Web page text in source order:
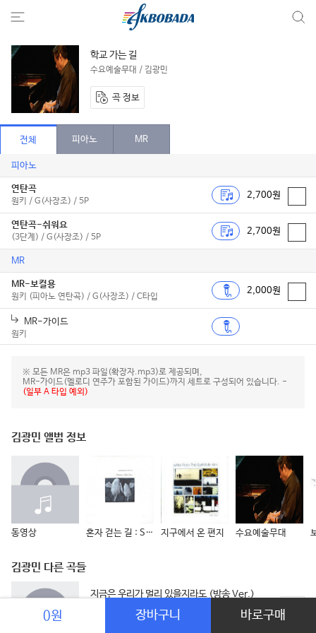
학교 가는 길
수요예술무대 / 김광민
곡 정보
전체 피아노 MR
피아노
연탄곡
원키 / G(사장조) / 5P
2,700원
연탄곡-쉬워요
(3단계) / G(사장조) / 5P
2,700원
MR
MR-보컬용
원키 (피아노 연탄곡) / G(사장조) / C타입
2,000원
MR-가이드
원키
※ 모든 MR은 mp3 파일(확장자.mp3)로 제공되며,
MR-가이드(멜로디 연주가 포함된 가이드)까지 세트로 구성되어 있습니다. -
(일부 A 타입 예외)
김광민 앨범 정보
동영상 혼자 걷는 길 : Sentimental Spirit 지구에서 온 편지 수요예술무대
김광민 다른 곡들
지금은 우리가 멀리 있을지라도 (방송 Ver.)
0원 장바구니 바로구매